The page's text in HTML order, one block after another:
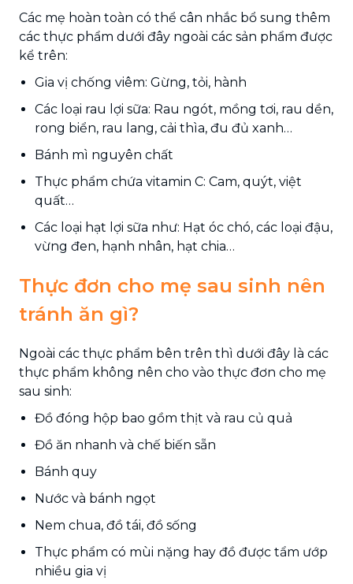
Các mẹ hoàn toàn có thể cân nhắc bổ sung thêm
các thực phẩm dưới đây ngoài các sản phẩm được
kể trên:
Gia vị chống viêm: Gừng, tỏi, hành
Các loại rau lợi sữa: Rau ngót, mồng tơi, rau dền,
rong biển, rau lang, cải thìa, đu đủ xanh…
Bánh mì nguyên chất
Thực phẩm chứa vitamin C: Cam, quýt, việt
quất…
Các loại hạt lợi sữa như: Hạt óc chó, các loại đậu,
vừng đen, hạnh nhân, hạt chia…
Thực đơn cho mẹ sau sinh nên
tránh ăn gì?
Ngoài các thực phẩm bên trên thì dưới đây là các
thực phẩm không nên cho vào thực đơn cho mẹ
sau sinh:
Đồ đóng hộp bao gồm thịt và rau củ quả
Đồ ăn nhanh và chế biến sẵn
Bánh quy
Nước và bánh ngọt
Nem chua, đồ tái, đồ sống
Thực phẩm có mùi nặng hay đồ được tẩm ướp
nhiều gia vị